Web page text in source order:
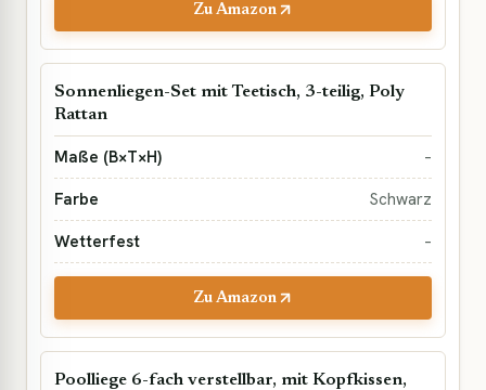
Zu Amazon
Sonnenliegen-Set mit Teetisch, 3-teilig, Poly
Rattan
–
Schwarz
–
Zu Amazon
Poolliege 6-fach verstellbar, mit Kopfkissen,